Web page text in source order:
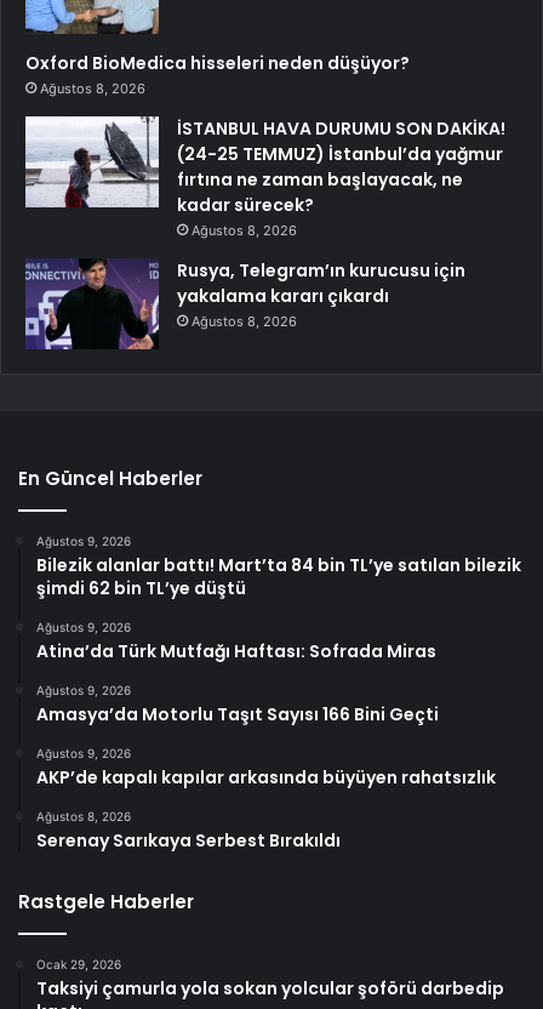
Oxford BioMedica hisseleri neden düşüyor?
Ağustos 8, 2026
İSTANBUL HAVA DURUMU SON DAKİKA!
(24-25 TEMMUZ) İstanbul’da yağmur
fırtına ne zaman başlayacak, ne
kadar sürecek?
Ağustos 8, 2026
Rusya, Telegram’ın kurucusu için
yakalama kararı çıkardı
Ağustos 8, 2026
En Güncel Haberler
Ağustos 9, 2026
Bilezik alanlar battı! Mart’ta 84 bin TL’ye satılan bilezik
şimdi 62 bin TL’ye düştü
Ağustos 9, 2026
Atina’da Türk Mutfağı Haftası: Sofrada Miras
Ağustos 9, 2026
Amasya’da Motorlu Taşıt Sayısı 166 Bini Geçti
Ağustos 9, 2026
AKP’de kapalı kapılar arkasında büyüyen rahatsızlık
Ağustos 8, 2026
Serenay Sarıkaya Serbest Bırakıldı
Rastgele Haberler
Ocak 29, 2026
Taksiyi çamurla yola sokan yolcular şoförü darbedip